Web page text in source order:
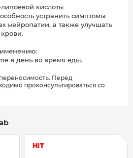
кислоты
устранить симптомы
нейропатии, а также улучшать
в день во время еды.
Перед
проконсультироваться со
HIT